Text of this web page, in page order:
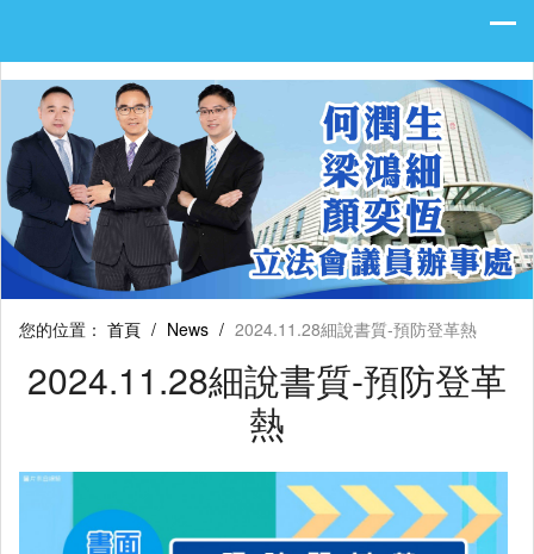
您的位置： 首頁 / News / 2024.11.28細說書質-預防登革熱
2024.11.28細說書質-預防登革
熱